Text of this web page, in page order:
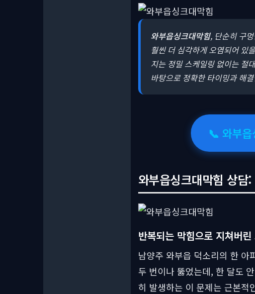
와부읍싱크대막힘, 단순히 구
훨씬 더 심각하게 오염되어 있
지는 정밀 스케일링 없이는 절
바탕으로 정확한 타이밍과 해
📞 와부
와부읍싱크대막힘 상
반복되는 막힘으로 지쳐버린
남양주 와부읍 덕소리의 한 아
두 번이나 뚫었는데, 한 달도
히 발생하는 이 문제는 근본적